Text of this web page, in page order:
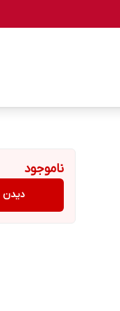
ناموجود
دیدن